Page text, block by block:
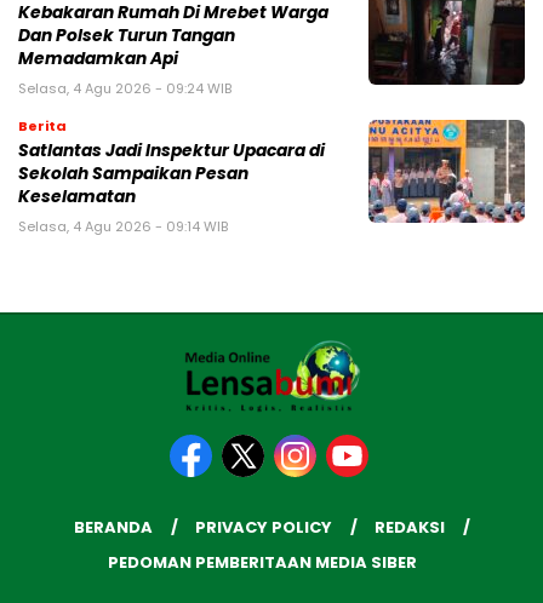
Kebakaran Rumah Di Mrebet Warga
Dan Polsek Turun Tangan
Memadamkan Api
Selasa, 4 Agu 2026 - 09:24 WIB
Berita
Satlantas Jadi Inspektur Upacara di
Sekolah Sampaikan Pesan
Keselamatan
Selasa, 4 Agu 2026 - 09:14 WIB
BERANDA PRIVACY POLICY
REDAKSI
PEDOMAN PEMBERITAAN MEDIA SIBER